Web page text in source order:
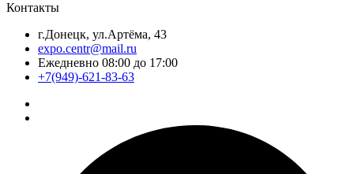
Контакты
г.Донецк, ул.Артёма, 43
expo.centr@mail.ru
Ежедневно 08:00 до 17:00
+7(949)-621-83-63